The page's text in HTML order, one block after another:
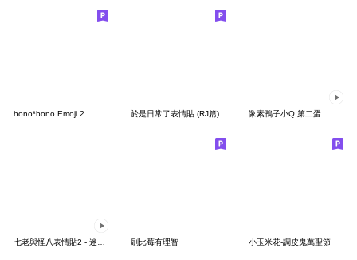
hono*bono Emoji 2 於是日常了表情貼 (RJ篇) 像素鴨子小Q 第二蛋
七老與怪八表情貼2 - 迷你版 刷比莓有理智 小玉米花-調皮鬼萬聖節